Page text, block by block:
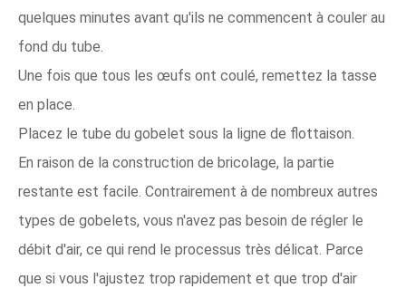
quelques minutes avant qu'ils ne commencent à couler au
fond du tube.
Une fois que tous les œufs ont coulé, remettez la tasse
en place.
Placez le tube du gobelet sous la ligne de flottaison.
En raison de la construction de bricolage, la partie
restante est facile. Contrairement à de nombreux autres
types de gobelets, vous n'avez pas besoin de régler le
débit d'air, ce qui rend le processus très délicat. Parce
que si vous l'ajustez trop rapidement et que trop d'air